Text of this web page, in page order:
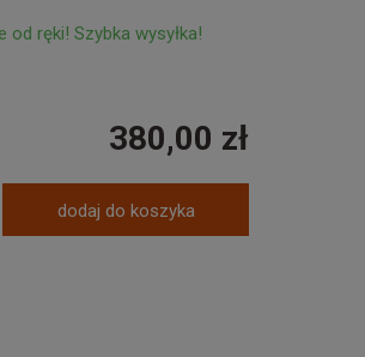
od ręki! Szybka wysyłka!
380,00 zł
dodaj do koszyka